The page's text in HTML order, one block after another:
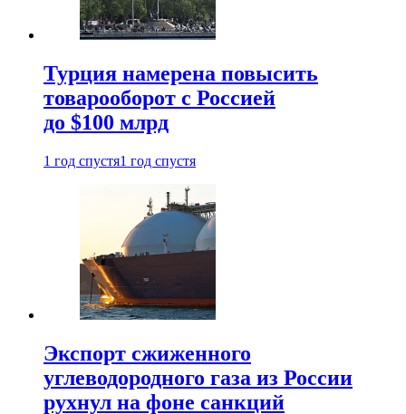
Турция намерена повысить
товарооборот с Россией
до $100 млрд
1 год спустя1 год спустя
Экспорт сжиженного
углеводородного газа из России
рухнул на фоне санкций